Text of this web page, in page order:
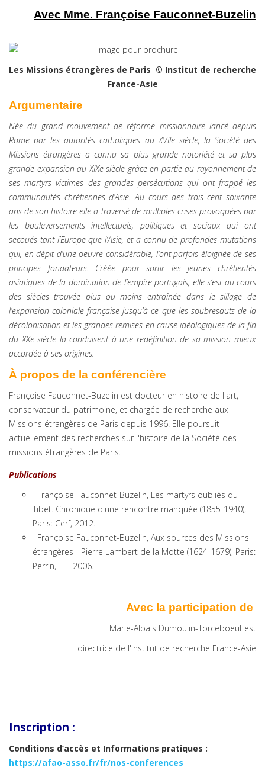
Avec Mme. Françoise Fauconnet-Buzelin
Les Missions étrangères de Paris © Institut de recherche
France-Asie
Argumentaire
Née du grand mouvement de réforme missionnaire lancé depuis
Rome par les autorités catholiques au XVIIe siècle, la Société des
Missions étrangères a connu sa plus grande notoriété et sa plus
grande expansion au XIXe siècle grâce en partie au rayonnement de
ses martyrs victimes des grandes persécutions qui ont frappé les
communautés chrétiennes d’Asie. Au cours des trois cent soixante
ans de son histoire elle a traversé de multiples crises provoquées par
les bouleversements intellectuels, politiques et sociaux qui ont
secoués tant l’Europe que l’Asie, et a connu de profondes mutations
qui, en dépit d’une oeuvre considérable, l’ont parfois éloignée de ses
principes fondateurs. Créée pour sortir les jeunes chrétientés
asiatiques de la domination de l’empire portugais, elle s’est au cours
des siècles trouvée plus ou moins entraînée dans le sillage de
l’expansion coloniale française jusqu’à ce que les soubresauts de la
décolonisation et les grandes remises en cause idéologiques de la fin
du XXe siècle la conduisent à une redéfinition de sa mission mieux
accordée à ses origines.
À propos de la conférencière
Françoise Fauconnet-Buzelin est docteur en histoire de l'art,
conservateur du patrimoine, et chargée de recherche aux
Missions étrangères de Paris depuis 1996. Elle poursuit
actuellement des recherches sur l'histoire de la Société des
missions étrangères de Paris.
Publications
Françoise Fauconnet-Buzelin, Les martyrs oubliés du
Tibet. Chronique d'une rencontre manquée (1855-1940),
Paris: Cerf, 2012.
Françoise Fauconnet-Buzelin, Aux sources des Missions
étrangères - Pierre Lambert de la Motte (1624-1679), Paris:
Perrin, 2006.
Avec la participation de
Marie-Alpais Dumoulin-Torceboeuf est
directrice de l'Institut de recherche France-Asie
Inscription :
Conditions d’accès et Informations pratiques :
https://afao-asso.fr/fr/nos-conferences